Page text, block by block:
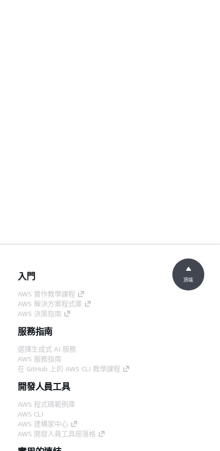
入門
AWS 實作教學課程
AWS 解決方案程式庫
AWS 決策指南
服務指南
選擇生成式 AI 服務
AWS 服務指南
在 GitHub 上的 AWS CLI 教學課程
開發人員工具
AWS 程式碼範例庫
AWS CLI
AWS 建構家中心
AWS 開發人員工具部落格
頂端